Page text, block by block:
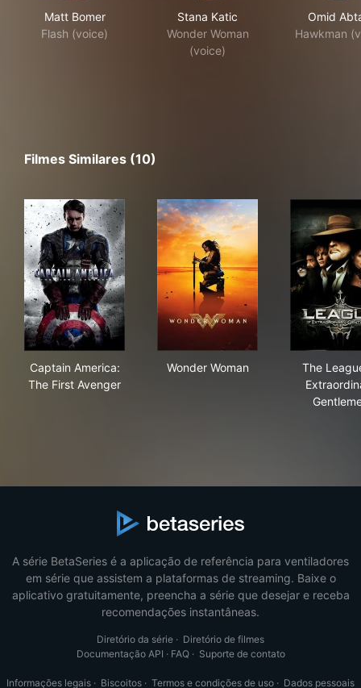
Matt Bomer
Flash (voice)
Stana Katic
Wonder Woman
(voice)
Omid
Hawkman
Filmes Similares (10)
Captain America:
The First Avenger
Wonder Woman
The
A série BetaSeries é a aplicação de referência para ventiladores
em série que assistem a plataformas de streaming. Baixe o
aplicativo gratuitamente, preencha a série que desejar e receba
recomendações instantâneas.
Diretório da série · Diretório de filmes
Documentação API · FAQ· Suporte de contato
Informações legais · Biscoitos · Termos e condições de uso · Dados pessoais